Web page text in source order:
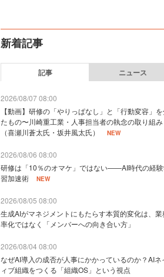
新着記事
記事 ニュース
2026/08/07 08:00
【動画】研修の「やりっぱなし」と「行動変容」
たもの〜川崎重工業・人事担当者の執念の取り組み
（喜瀬川蒼太氏・坂井風太氏）
NEW
2026/08/06 08:00
研修は「10％のオマケ」ではない——AI時代の経
習加速術
NEW
2026/08/05 08:00
生成AIがマネジメントにもたらす本質的変化は、業
率化ではなく「メンバーへの向き合い方」
2026/08/04 08:00
なぜAI導入の成否が人事にかかっているのか？AIネ
ィブ組織をつくる「組織OS」という視点